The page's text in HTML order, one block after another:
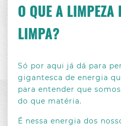
O QUE A LIMPEZA
LIMPA?
Só por aqui já dá para
gigantesca de energia
para entender que
do que matéria.
É nessa energia dos